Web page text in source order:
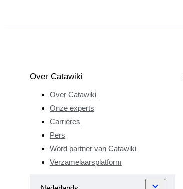
Over Catawiki
Over Catawiki
Onze experts
Carrières
Pers
Word partner van Catawiki
Verzamelaarsplatform